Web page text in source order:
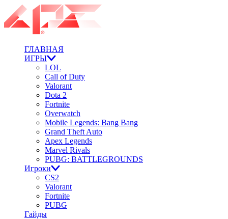
ГЛАВНАЯ
ИГРЫ
LOL
Call of Duty
Valorant
Dota 2
Fortnite
Overwatch
Mobile Legends: Bang Bang
Grand Theft Auto
Apex Legends
Marvel Rivals
PUBG: BATTLEGROUNDS
Игроки
CS2
Valorant
Fortnite
PUBG
Гайды